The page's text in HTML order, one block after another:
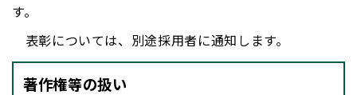
す。
表彰については、別途採用者に通知します。
著作権等の扱い